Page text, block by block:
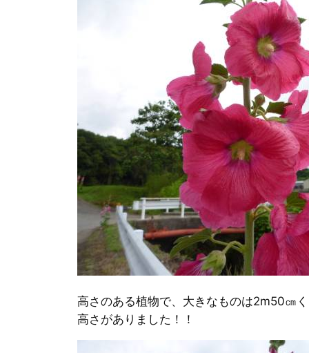
高さのある植物で、大きなものは2m50㎝
高さがありました！！